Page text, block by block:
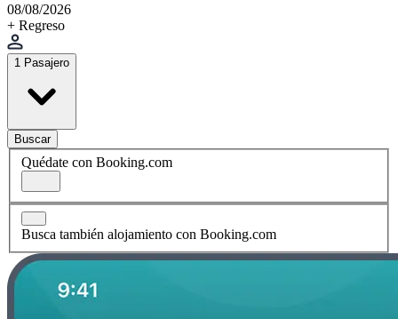
08/08/2026
+ Regreso
1 Pasajero
Buscar
Quédate con Booking.com
Busca también alojamiento con Booking.com